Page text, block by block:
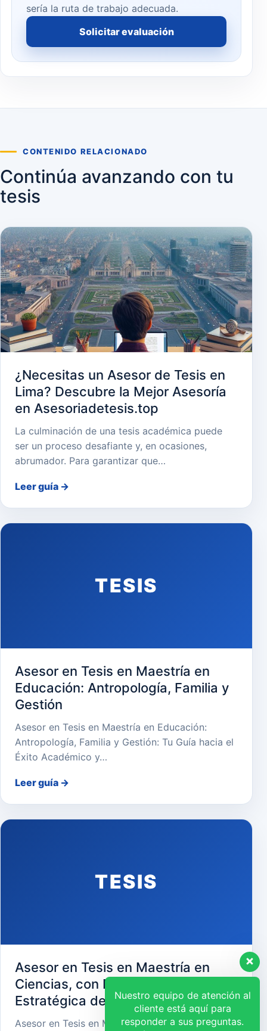
sería la ruta de trabajo adecuada.
Solicitar evaluación
CONTENIDO RELACIONADO
Continúa avanzando con tu
tesis
¿Necesitas un Asesor de Tesis en
Lima? Descubre la Mejor Asesoría
en Asesoriadetesis.top
La culminación de una tesis académica puede
ser un proceso desafiante y, en ocasiones,
abrumador. Para garantizar que…
Leer guía →
TESIS
Asesor en Tesis en Maestría en
Educación: Antropología, Familia y
Gestión
Asesor en Tesis en Maestría en Educación:
Antropología, Familia y Gestión: Tu Guía hacia el
Éxito Académico y…
Leer guía →
TESIS
Asesor en Tesis en Maestría en
Ciencias, con Mención en Gerencia
Estratégica de Recursos Humanos
Asesor en Tesis en Maestría en Ciencias, con
Nuestro equipo de atención al
cliente está aquí para
responder a sus preguntas.